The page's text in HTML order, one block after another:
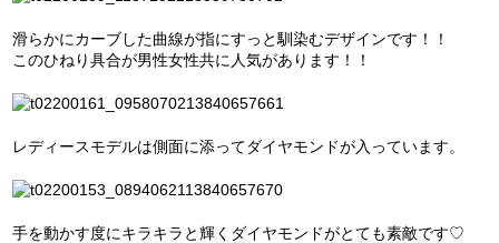
滑らかにカーブした曲線が指にすっと馴染むデザインです！！
このひねり具合が男性女性共に人気があります！！
レディースモデルは側面に添ってダイヤモンドが入っています。
手を動かす度にキラキラと輝くダイヤモンドがとても素敵です♡